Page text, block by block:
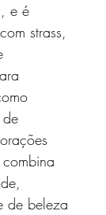
e é
strass,
de
de beleza